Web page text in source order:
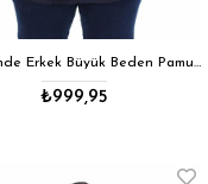
Mocgrande Erkek Büyük Beden Pamuk Keten Flam Gömlek 11353 SIYAH
₺999,95